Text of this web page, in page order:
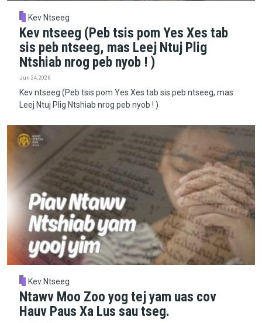
Kev Ntseeg
Kev ntseeg (Peb tsis pom Yes Xes tab
sis peb ntseeg, mas Leej Ntuj Plig
Ntshiab nrog peb nyob ! )
Jun 24, 2026
Kev ntseeg (Peb tsis pom Yes Xes tab sis peb ntseeg, mas
Leej Ntuj Plig Ntshiab nrog peb nyob ! )
Kev Ntseeg
Ntawv Moo Zoo yog tej yam uas cov
Hauv Paus Xa Lus sau tseg.